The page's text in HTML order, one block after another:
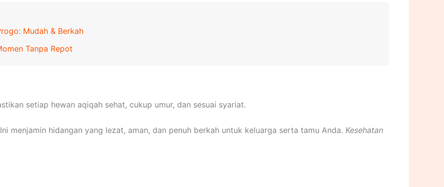
Mudah & Berkah
Tanpa Repot
setiap hewan aqiqah sehat, cukup umur, dan sesuai syariat.
menjamin hidangan yang lezat, aman, dan penuh berkah untuk keluarga serta tamu Anda. Kesehatan